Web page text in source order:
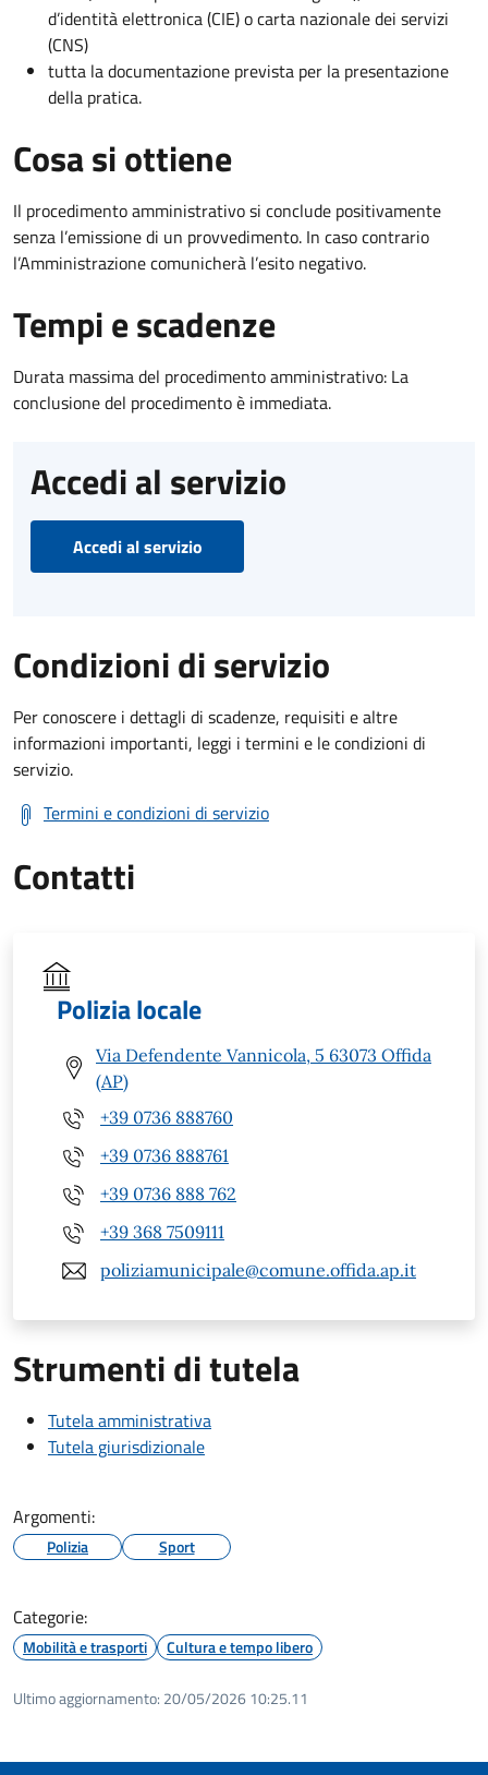
d’identità elettronica (CIE) o carta nazionale dei servizi
(CNS)
tutta la documentazione prevista per la presentazione
della pratica.
Cosa si ottiene
Il procedimento amministrativo si conclude positivamente
senza l’emissione di un provvedimento. In caso contrario
l’Amministrazione comunicherà l’esito negativo.
Tempi e scadenze
Durata massima del procedimento amministrativo: La
conclusione del procedimento è immediata.
Accedi al servizio
Accedi al servizio
Condizioni di servizio
Per conoscere i dettagli di scadenze, requisiti e altre
informazioni importanti, leggi i termini e le condizioni di
servizio.
Termini e condizioni di servizio
Contatti
Polizia locale
Via Defendente Vannicola, 5 63073 Offida
(AP)
+39 0736 888760
+39 0736 888761
+39 0736 888 762
+39 368 7509111
poliziamunicipale@comune.offida.ap.it
Strumenti di tutela
Tutela amministrativa
Tutela giurisdizionale
Argomenti:
Polizia Sport
Categorie:
Mobilità e trasporti Cultura e tempo libero
Ultimo aggiornamento: 20/05/2026 10:25.11